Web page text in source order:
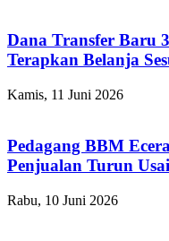
Dana Transfer Baru
Terapkan Belanja
Kamis, 11 Juni 2026
Pedagang BBM
Penjualan Turun
Rabu, 10 Juni 2026